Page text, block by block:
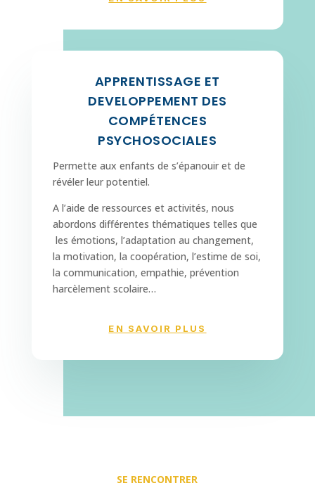
APPRENTISSAGE ET
DEVELOPPEMENT DES
COMPÉTENCES
PSYCHOSOCIALES
Permette aux enfants de s’épanouir et de
révéler leur potentiel.
A l’aide de ressources et activités, nous
abordons différentes thématiques telles que
les émotions, l’adaptation au changement,
la motivation, la coopération, l’estime de soi,
la communication, empathie, prévention
harcèlement scolaire…
EN SAVOIR PLUS
SE RENCONTRER